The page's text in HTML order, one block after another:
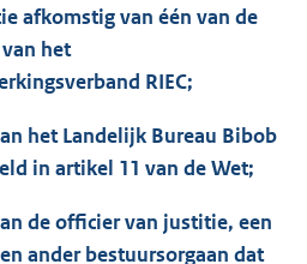
afkomstig van één van de
het
RIEC;
het Landelijk Bureau Bibob
in artikel 11 van de Wet;
de officier van justitie, een
ander bestuursorgaan dat